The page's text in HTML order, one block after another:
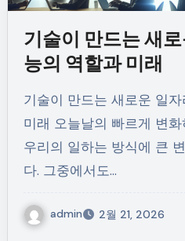
기술이 만드는 새
능의 역할과 미래
기술이 만드는 새로운 일자리: 인공지능의 역할과
미래 오늘날의 빠르게 변
우리의 일하는 방식에 큰
다. 그중에서도…
admin 2월 21, 2026